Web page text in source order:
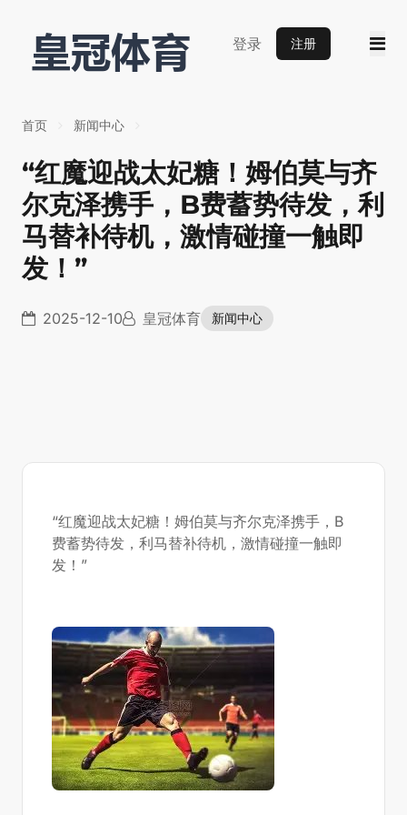
登录 注册
首页 新闻中心
“红魔迎战太妃糖！姆伯莫与齐
尔克泽携手，B费蓄势待发，利
马替补待机，激情碰撞一触即
发！”
2025-12-10 皇冠体育 新闻中心
“红魔迎战太妃糖！姆伯莫与齐尔克泽携手，B
费蓄势待发，利马替补待机，激情碰撞一触即
发！”